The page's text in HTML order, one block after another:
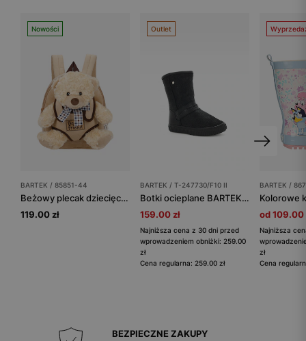
Nowości
BARTEK / 85851-44
Beżowy plecak dziecięcy z misiem pluszowym 2w1 BARTEK 85851-44
119.00 zł
Outlet
BARTEK / T-247730/F10 II
Botki ocieplane BARTEK T-247730/F10 II, dla dziewcząt, czarny
159.00 zł
Najniższa cena z 30 dni przed
wprowadzeniem obniżki: 259.00
zł
Cena regularna: 259.00 zł
BARTEK /
od 109.00
Najniższa
zł
Cena
BEZPIECZNE ZAKUPY